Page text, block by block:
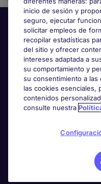
Información útil
Búsqueda de empleo
inicio de sesión y
seguro, ejecutar
solicitar empleos de
recopilar estadísticas
del sitio y ofrecer
intereses adaptada a
su comportamiento y
su consentimiento a
las cookies esenciales,
contenidos
consulte nuestra